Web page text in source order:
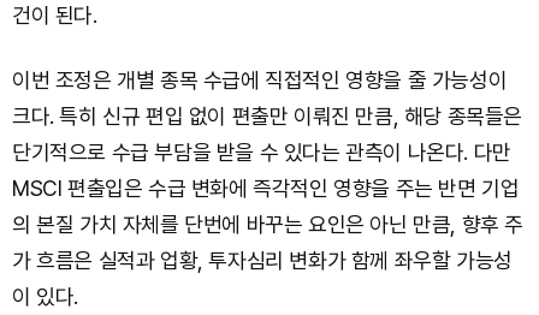
건이 된다.
이번 조정은 개별 종목 수급에 직접적인 영향을 줄 가능성이
크다. 특히 신규 편입 없이 편출만 이뤄진 만큼, 해당 종목들은
단기적으로 수급 부담을 받을 수 있다는 관측이 나온다. 다만
MSCI 편출입은 수급 변화에 즉각적인 영향을 주는 반면 기업
의 본질 가치 자체를 단번에 바꾸는 요인은 아닌 만큼, 향후 주
가 흐름은 실적과 업황, 투자심리 변화가 함께 좌우할 가능성
이 있다.